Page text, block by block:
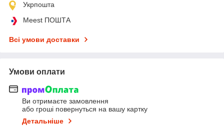
Укрпошта
Meest ПОШТА
Всі умови доставки
Умови оплати
Ви отримаєте замовлення
або гроші повернуться на вашу картку
Детальніше